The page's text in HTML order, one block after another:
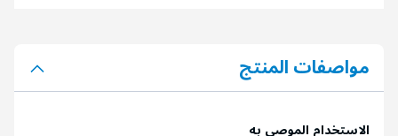
مواصفات المنتج
الاستخدام الموصى به